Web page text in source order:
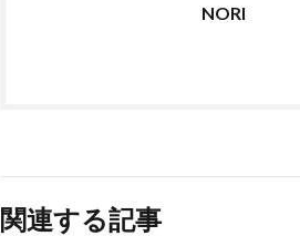
NORI
関連する記事